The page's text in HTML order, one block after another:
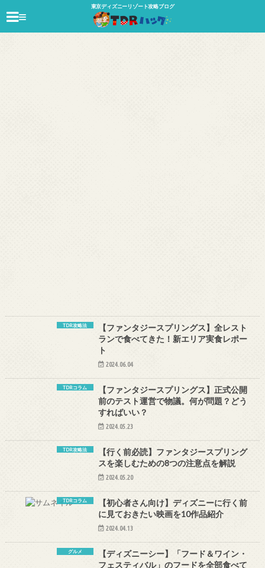
東京ディズニーリゾート攻略ブログ
≡
TDR攻略法
【ファンタジースプリングス】全レスト
ランで食べてきた！新エリア実食レポー
ト
2024.06.04
TDRコラム
【ファンタジースプリングス】正式公開
前のテスト運営で物議。何が問題？どう
すればいい？
2024.05.23
TDR攻略法
【行く前必読】ファンタジースプリング
スを楽しむための8つの注意点を解説
2024.05.20
TDRコラム
【初心者さん向け】ディズニーに行く前
に見ておきたい映画を10作品紹介
2024.04.13
グルメ
【ディズニーシー】「フード＆ワイン・
フェスティバル」のフードを全部食べて